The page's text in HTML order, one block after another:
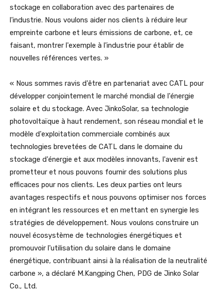
stockage en collaboration avec des partenaires de
l'industrie. Nous voulons aider nos clients à réduire leur
empreinte carbone et leurs émissions de carbone, et, ce
faisant, montrer l'exemple à l'industrie pour établir de
nouvelles références vertes. »
« Nous sommes ravis d'être en partenariat avec CATL pour
développer conjointement le marché mondial de l'énergie
solaire et du stockage. Avec JinkoSolar, sa technologie
photovoltaïque à haut rendement, son réseau mondial et le
modèle d'exploitation commerciale combinés aux
technologies brevetées de CATL dans le domaine du
stockage d'énergie et aux modèles innovants, l'avenir est
prometteur et nous pouvons fournir des solutions plus
efficaces pour nos clients. Les deux parties ont leurs
avantages respectifs et nous pouvons optimiser nos forces
en intégrant les ressources et en mettant en synergie les
stratégies de développement. Nous voulons construire un
nouvel écosystème de technologies énergétiques et
promouvoir l'utilisation du solaire dans le domaine
énergétique, contribuant ainsi à la réalisation de la neutralité
carbone », a déclaré M.Kangping Chen, PDG de Jinko Solar
Co., Ltd.